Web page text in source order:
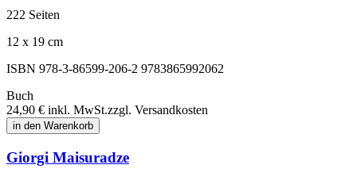
222 Seiten
12 x 19 cm
ISBN 978-3-86599-206-2 9783865992062
Buch
24,90 € inkl. MwSt.zzgl. Versandkosten
in den Warenkorb
Giorgi Maisuradze